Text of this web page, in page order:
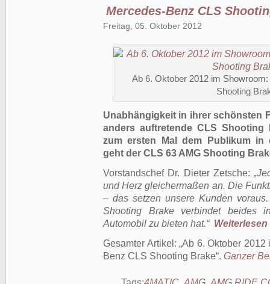
Mercedes-Benz CLS
Freitag, 05. Oktober 2012
Ab 6. Oktober 2012 im
Shooting
Unabhängigkeit in ihrer schönsten
anders auftretende CLS
zum ersten Mal dem Publikum in
geht der CLS 63 AMG Shooting
Vorstandschef Dr. Dieter Zetsche:
und Herz gleichermaßen an. Die
– das setzen unsere Kunden
Shooting Brake verbindet beides
Automobil zu bieten hat.“ Weiterlesen
Gesamter Artikel: Ab 6. Oktober 2012
Benz CLS Shooting Brake . Ganzer